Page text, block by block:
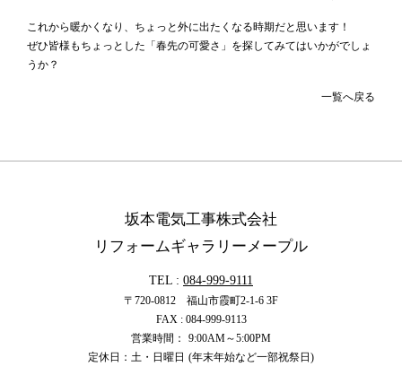
これから暖かくなり、ちょっと外に出たくなる時期だと思います！
ぜひ皆様もちょっとした「春先の可愛さ」を探してみてはいかがでしょ
うか？
一覧へ戻る
坂本電気工事株式会社
リフォームギャラリーメープル
TEL : 084-999-9111
〒720-0812 福山市霞町2-1-6 3F
FAX : 084-999-9113
営業時間：
9:00AM～5:00PM
定休日：土・日曜日 (年末年始など一部祝祭日)